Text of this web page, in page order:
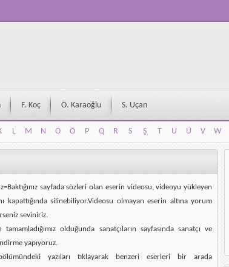
F. Koç Ö. Karaoğlu S. Uçan
L M N O Ö P Q R S Ş T U Ü V W
L M N O Ö P Q R S Ş T U Ü V W
sayfada sözleri olan eserin videosu, videoyu yükleyen
kapattığında silinebiliyor.Videosu olmayan eserin altına yorum
seviniriz.
tamamladığımız olduğunda sanatçıların sayfasında sanatçı ve
yapıyoruz.
yazıları tıklayarak benzeri eserleri bir arada